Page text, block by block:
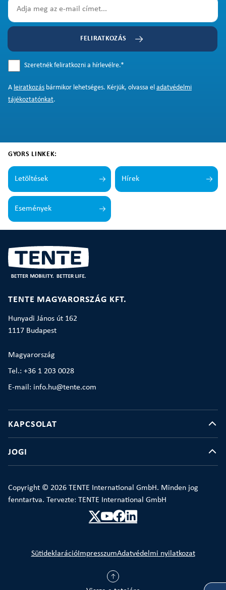
FELIRATKOZÁS
Szeretnék feliratkozni a hírlevélre.*
A leiratkozás bármikor lehetséges. Kérjük, olvassa el adatvédelmi
tájékoztatónkat.
GYORS LINKEK:
Letöltések Hírek
Események
TENTE MAGYARORSZÁG KFT.
Hunyadi János út 162
1117 Budapest
Magyarország
Tel.: +36 1 203 0028
E-mail: info.hu@tente.com
KAPCSOLAT
JOGI
Copyright © 2026 TENTE International GmbH. Minden jog
fenntartva. Tervezte: TENTE International GmbH
SütideklarációImpresszumAdatvédelmi nyilatkozat